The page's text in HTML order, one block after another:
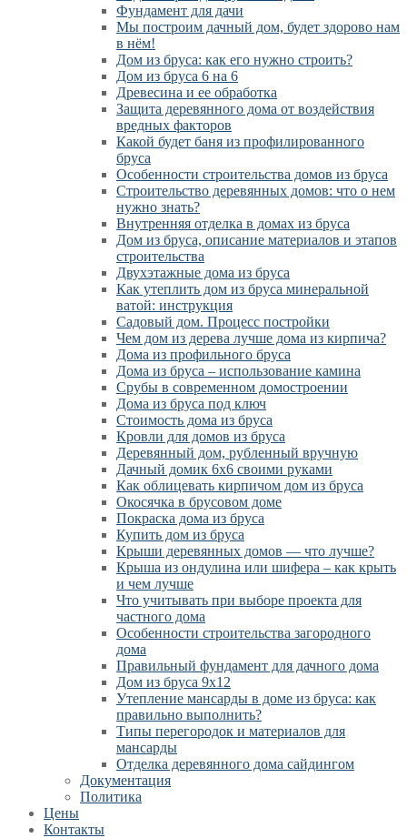
Фундамент для дачи
Мы построим дачный дом, будет здорово нам
в нём!
Дом из бруса: как его нужно строить?
Дом из бруса 6 на 6
Древесина и ее обработка
Защита деревянного дома от воздействия
вредных факторов
Какой будет баня из профилированного
бруса
Особенности строительства домов из бруса
Строительство деревянных домов: что о нем
нужно знать?
Внутренняя отделка в домах из бруса
Дом из бруса, описание материалов и этапов
строительства
Двухэтажные дома из бруса
Как утеплить дом из бруса минеральной
ватой: инструкция
Садовый дом. Процесс постройки
Чем дом из дерева лучше дома из кирпича?
Дома из профильного бруса
Дома из бруса – использование камина
Срубы в современном домостроении
Дома из бруса под ключ
Стоимость дома из бруса
Кровли для домов из бруса
Деревянный дом, рубленный вручную
Дачный домик 6х6 своими руками
Как облицевать кирпичом дом из бруса
Окосячка в брусовом доме
Покраска дома из бруса
Купить дом из бруса
Крыши деревянных домов — что лучше?
Крыша из ондулина или шифера – как крыть
и чем лучше
Что учитывать при выборе проекта для
частного дома
Особенности строительства загородного
дома
Правильный фундамент для дачного дома
Дом из бруса 9х12
Утепление мансарды в доме из бруса: как
правильно выполнить?
Типы перегородок и материалов для
мансарды
Отделка деревянного дома сайдингом
Документация
Политика
Цены
Контакты